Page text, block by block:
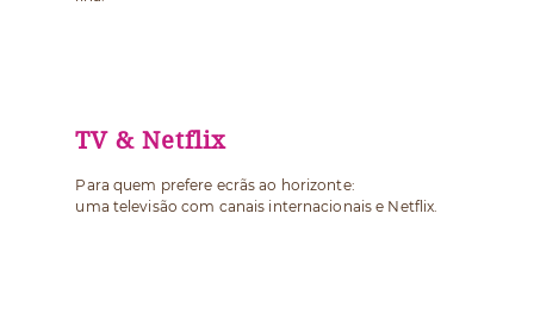
TV & Netflix
Para quem prefere ecrãs ao horizonte:
uma televisão com canais internacionais e Netflix.